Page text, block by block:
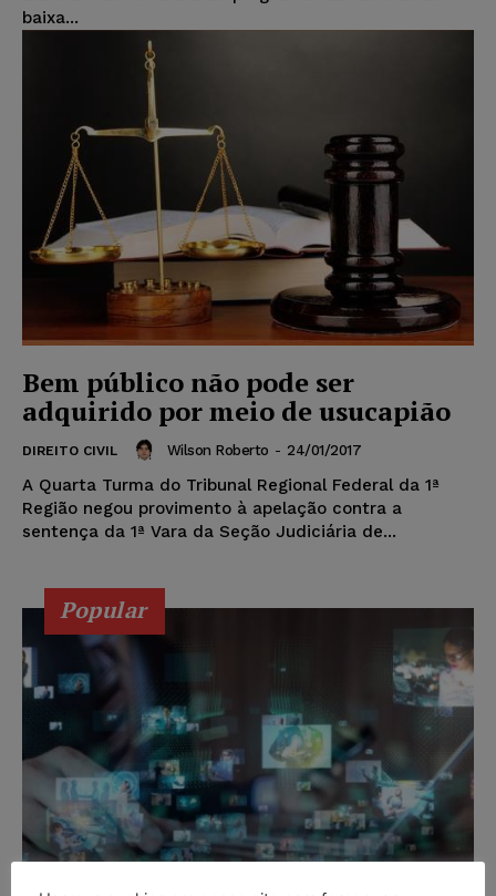
baixa...
Bem público não pode ser
adquirido por meio de usucapião
DIREITO CIVIL Wilson Roberto - 24/01/2017
A Quarta Turma do Tribunal Regional Federal da 1ª
Região negou provimento à apelação contra a
sentença da 1ª Vara da Seção Judiciária de...
Popular